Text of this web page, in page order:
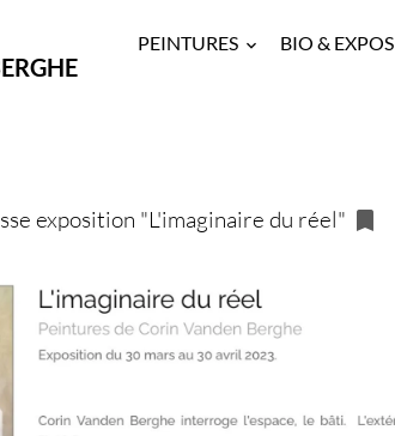
PEINTURES BIO & EXPOS
exposition "L'imaginaire du réel"